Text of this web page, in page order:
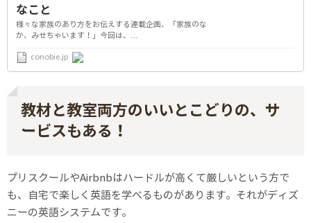
なこと
様々な家族のあり方をお伝えする連載企画、「家族のな
か、みせちゃいます！」今回は、…
conobie.jp
教材と教室両方のいいとこどりの、サ
ービスもある！
プリスクールやAirbnbはハードルが高くて厳しいという方で
も、自宅で楽しく英語を学べるものがあります。それがディズ
ニーの英語システムです。